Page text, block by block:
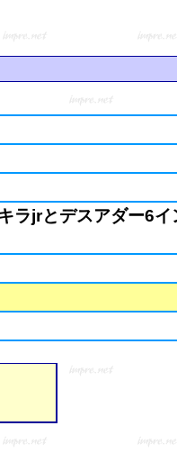
ラjrとデスアダー6イ